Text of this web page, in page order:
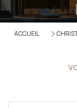
ACCUEIL